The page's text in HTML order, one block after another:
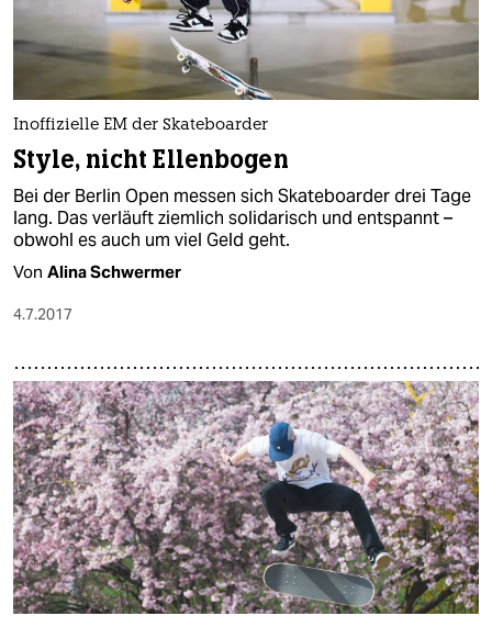
Inoffizielle EM der Skateboarder
Style, nicht Ellenbogen
Bei der Berlin Open messen sich Skateboarder drei Tage
lang. Das verläuft ziemlich solidarisch und entspannt –
obwohl es auch um viel Geld geht.
Von Alina Schwermer
4.7.2017